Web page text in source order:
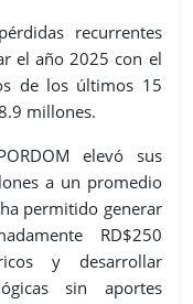
recurrentes
el año 2025 con el
de los últimos 15
millones.
elevó sus
a un promedio
permitido generar
RD$250
y desarrollar
sin aportes